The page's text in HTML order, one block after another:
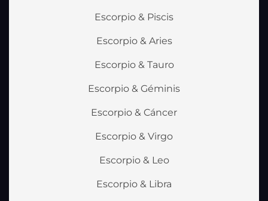
Escorpio & Piscis
Escorpio & Aries
Escorpio & Tauro
Escorpio & Géminis
Escorpio & Cáncer
Escorpio & Virgo
Escorpio & Leo
Escorpio & Libra